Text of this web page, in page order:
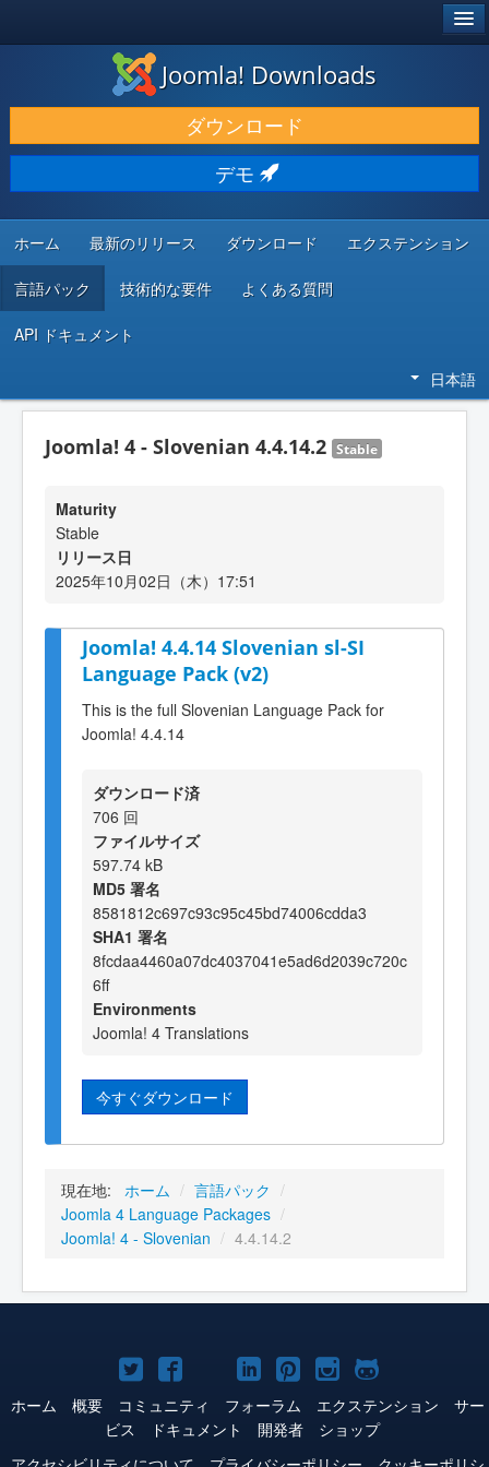
ダウンロードと機能拡張
発見と学び
コミュニティとサポート
開発者向けリソース
Joomla! Downloads
ダウンロード
デモ
ホーム 最新のリリース ダウンロード エクステンション
言語パック 技術的な要件 よくある質問
API ドキュメント
日本語
Joomla! 4 - Slovenian 4.4.14.2 Stable
Maturity
Stable
リリース日
2025年10月02日（木）17:51
Joomla! 4.4.14 Slovenian sl-SI
Language Pack (v2)
This is the full Slovenian Language Pack for
Joomla! 4.4.14
ダウンロード済
706 回
ファイルサイズ
597.74 kB
MD5 署名
8581812c697c93c95c45bd74006cdda3
SHA1 署名
8fcdaa4460a07dc4037041e5ad6d2039c720c
6ff
Environments
Joomla! 4 Translations
今すぐダウンロード
現在地: ホーム / 言語パック /
Joomla 4 Language Packages /
Joomla! 4 - Slovenian / 4.4.14.2
Joomla!
Twitter
Joomla!
Facebook
Joomla!
YouTube
Joomla!
LinkedIn
Joomla!
Pinterest
Joomla!
Instagram
Joomla!
GitHub
ホーム 概要 コミュニティ フォーラム エクステンション
サー
ビス
ドキュメント 開発者
ショップ